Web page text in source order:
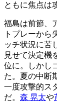
ともに焦点は
福島は前節、
トプレーから
ッチ状況に苦
見せて決定機
位に。しかし
た。夏の中断
一度攻撃的ス
だ。 森 晃太や